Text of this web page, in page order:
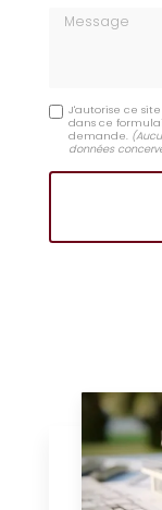
Message
J'autorise ce
dans ce
demande.
données